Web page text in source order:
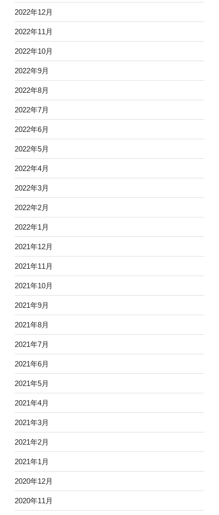
2022年12月
2022年11月
2022年10月
2022年9月
2022年8月
2022年7月
2022年6月
2022年5月
2022年4月
2022年3月
2022年2月
2022年1月
2021年12月
2021年11月
2021年10月
2021年9月
2021年8月
2021年7月
2021年6月
2021年5月
2021年4月
2021年3月
2021年2月
2021年1月
2020年12月
2020年11月